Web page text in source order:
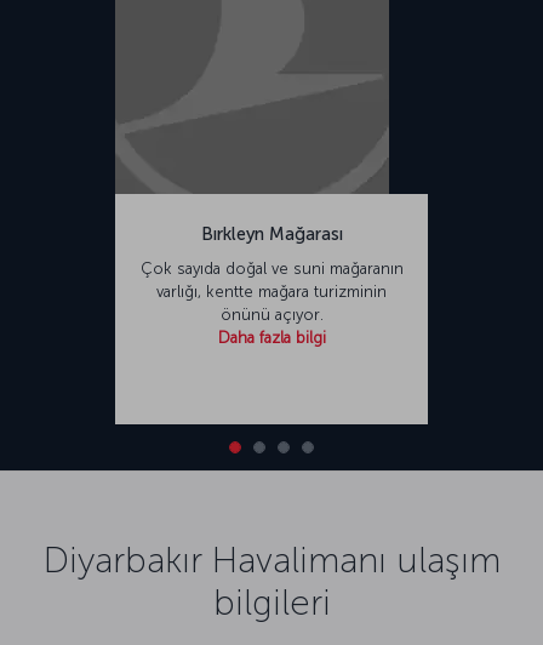
Bırkleyn Mağarası
Çok sayıda doğal ve suni mağaranın
varlığı, kentte mağara turizminin
önünü açıyor.
Daha fazla bilgi
Diyarbakır Havalimanı ulaşım
bilgileri